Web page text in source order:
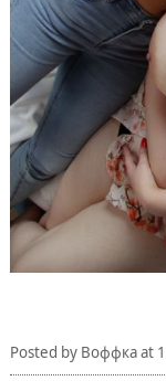
Posted by Воффкаat